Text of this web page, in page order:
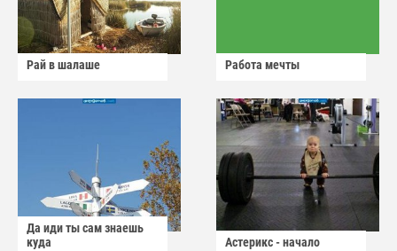
Рай в шалаше Работа мечты
Да иди ты сам знаешь
куда
Астерикс - начало